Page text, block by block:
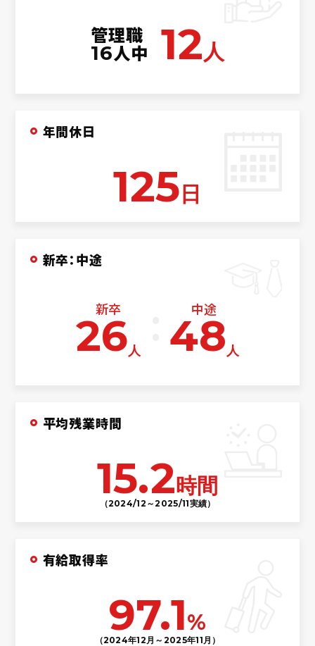
管理職
16人中 12人
年間休日
125 日
新卒：中途
新卒
26人
中途
48人
平均残業時間
15.2時間
（2024/12～2025/11実績）
有給取得率
97.1%
（2024年12月～2025年11月）